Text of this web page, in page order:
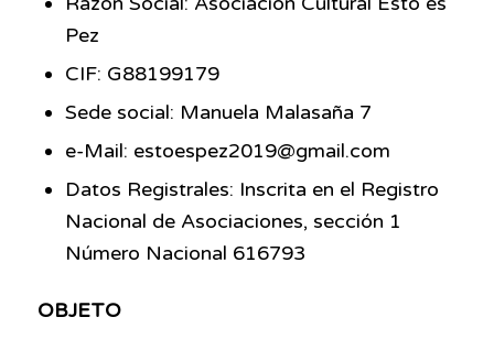
Pez
CIF: G88199179
Sede social: Manuela Malasaña 7
e-Mail: estoespez2019@gmail.com
Datos Registrales: Inscrita en el Registro
Nacional de Asociaciones, sección 1
Número Nacional 616793
OBJETO